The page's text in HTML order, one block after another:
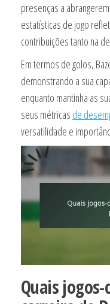
presenças a
estatísticas de jogo
contribuições tanto na
Em termos de golos,
demonstrando a sua
enquanto mantinha as
seus métricas de
versatilidade e
Quais